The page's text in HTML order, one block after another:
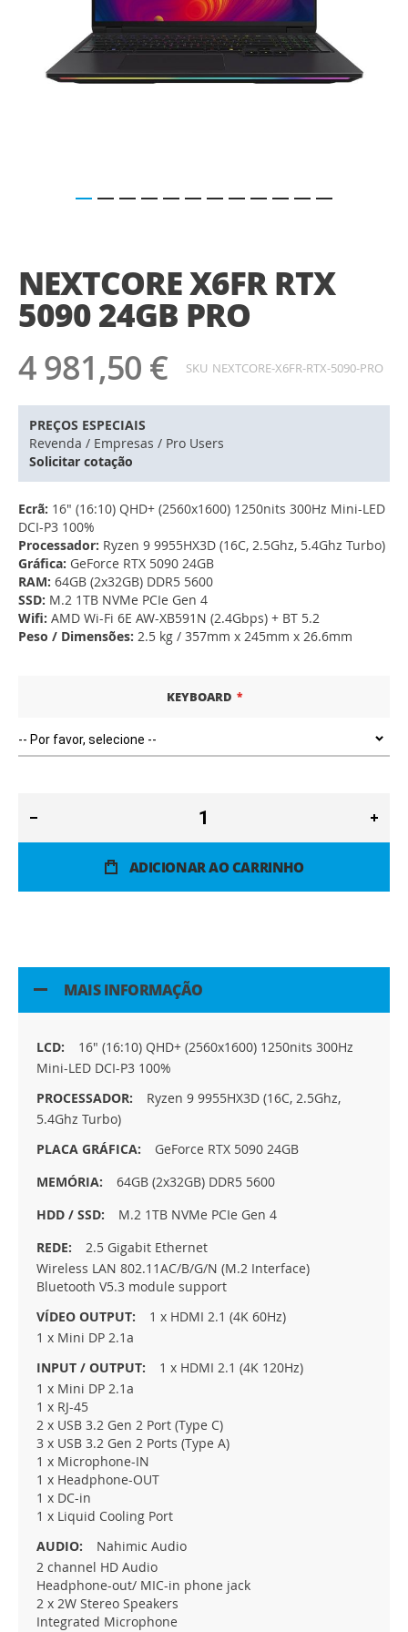
NEXTCORE X6FR RTX
5090 24GB PRO
4 981,50 € SKU NEXTCORE-X6FR-RTX-5090-PRO
PREÇOS ESPECIAIS
Revenda / Empresas / Pro Users
Solicitar cotação
Ecrã: 16" (16:10) QHD+ (2560x1600) 1250nits 300Hz Mini-LED
DCI-P3 100%
Processador: Ryzen 9 9955HX3D (16C, 2.5Ghz, 5.4Ghz Turbo)
Gráfica: GeForce RTX 5090 24GB
RAM: 64GB (2x32GB) DDR5 5600
SSD: M.2 1TB NVMe PCIe Gen 4
Wifi: AMD Wi-Fi 6E AW-XB591N (2.4Gbps) + BT 5.2
Peso / Dimensões: 2.5 kg / 357mm x 245mm x 26.6mm
KEYBOARD
ADICIONAR AO CARRINHO
início
da
Galeria
de
MAIS INFORMAÇÃO
Mais
informação
16" (16:10) QHD+ (2560x1600) 1250nits 300Hz
Mini-LED DCI-P3 100%
Ryzen 9 9955HX3D (16C, 2.5Ghz,
5.4Ghz Turbo)
GeForce RTX 5090 24GB
64GB (2x32GB) DDR5 5600
M.2 1TB NVMe PCIe Gen 4
2.5 Gigabit Ethernet
Wireless LAN 802.11AC/B/G/N (M.2 Interface)
Bluetooth V5.3 module support
1 x HDMI 2.1 (4K 60Hz)
1 x Mini DP 2.1a
1 x HDMI 2.1 (4K 120Hz)
1 x Mini DP 2.1a
1 x RJ-45
2 x USB 3.2 Gen 2 Port (Type C)
3 x USB 3.2 Gen 2 Ports (Type A)
1 x Microphone-IN
1 x Headphone-OUT
1 x DC-in
1 x Liquid Cooling Port
Nahimic Audio
2 channel HD Audio
Headphone-out/ MIC-in phone jack
2 x 2W Stereo Speakers
Integrated Microphone